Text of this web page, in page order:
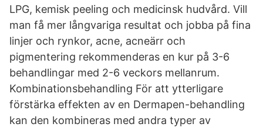
LPG, kemisk peeling och medicinsk hudvård. Vill
man få mer långvariga resultat och jobba på fina
linjer och rynkor, acne, acneärr och
pigmentering rekommenderas en kur på 3-6
behandlingar med 2-6 veckors mellanrum.
Kombinationsbehandling För att ytterligare
förstärka effekten av en Dermapen-behandling
kan den kombineras med andra typer av